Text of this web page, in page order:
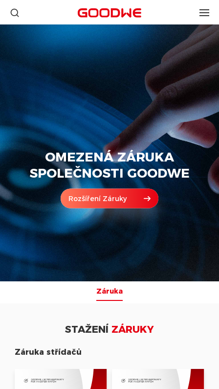
OMEZENÁ ZÁRUKA
SPOLEČNOSTI GOODWE
Rozšíření Záruky
Záruka
STAŽENÍ ZÁRUKY
Záruka střídačů